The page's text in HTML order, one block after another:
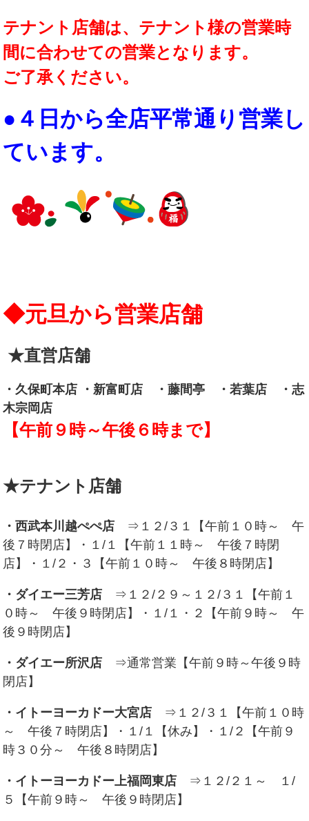
テナント店舗は、テナント様の営業時
間に合わせての営業となります。
ご了承ください。
●４日から全店平常通り営業し
ています。
◆元旦から営業店舗
★直営店舗
・久保町本店 ・新富町店 ・藤間亭 ・若葉店 ・志
木宗岡店
【午前９時～午後６時まで】
★テナント店舗
・西武本川越ぺぺ店 ⇒１２/３１【午前１０時～ 午
後７時閉店】・１/１【午前１１時～ 午後７時閉
店】・１/２・３【午前１０時～ 午後８時閉店】
・ダイエー三芳店 ⇒１２/２９～１２/３１【午前１
０時～ 午後９時閉店】・１/１・２【午前９時～ 午
後９時閉店】
・ダイエー所沢店 ⇒通常営業【午前９時～午後９時
閉店】
・イトーヨーカドー大宮店 ⇒１２/３１【午前１０時
～ 午後７時閉店】・１/１【休み】・１/２【午前９
時３０分～ 午後８時閉店】
・イトーヨーカドー上福岡東店 ⇒１２/２１～ １/
５【午前９時～ 午後９時閉店】